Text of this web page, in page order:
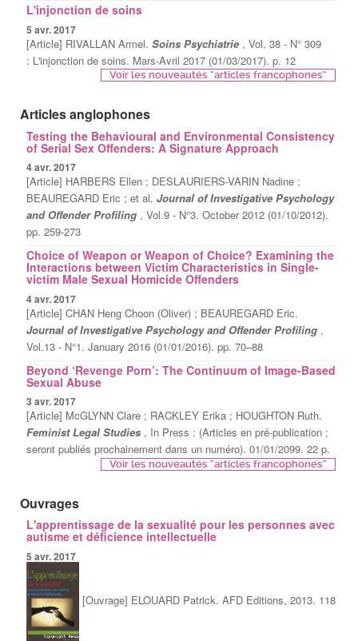
L'injonction de soins
5 avr. 2017
[Article] RIVALLAN Armel. Soins Psychiatrie , Vol. 38 - N° 309
: L'injonction de soins. Mars-Avril 2017 (01/03/2017). p. 12
Voir les nouveautés "articles francophones"
Articles anglophones
Testing the Behavioural and Environmental Consistency
of Serial Sex Offenders: A Signature Approach
4 avr. 2017
[Article] HARBERS Ellen ; DESLAURIERS-VARIN Nadine ;
BEAUREGARD Eric ; et al. Journal of Investigative Psychology
and Offender Profiling , Vol.9 - N°3. October 2012 (01/10/2012).
pp. 259-273
Choice of Weapon or Weapon of Choice? Examining the
Interactions between Victim Characteristics in Single-
victim Male Sexual Homicide Offenders
4 avr. 2017
[Article] CHAN Heng Choon (Oliver) ; BEAUREGARD Eric.
Journal of Investigative Psychology and Offender Profiling ,
Vol.13 - N°1. January 2016 (01/01/2016). pp. 70–88
Beyond ‘Revenge Porn’: The Continuum of Image-Based
Sexual Abuse
3 avr. 2017
[Article] McGLYNN Clare ; RACKLEY Erika ; HOUGHTON Ruth.
Feminist Legal Studies , In Press : (Articles en pré-publication ;
seront publiés prochainement dans un numéro). 01/01/2099. 22 p.
Voir les nouveautés "articles francophones"
Ouvrages
L'apprentissage de la sexualité pour les personnes avec
autisme et déficience intellectuelle
5 avr. 2017
[Ouvrage] ELOUARD Patrick. AFD Editions, 2013. 118